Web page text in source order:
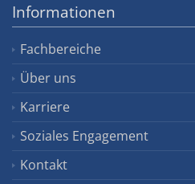
Informationen
Fachbereiche
Über uns
Karriere
Soziales Engagement
Kontakt